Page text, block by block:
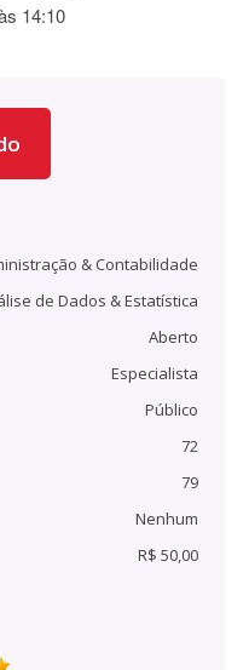
14:10
& Contabilidade
de Dados & Estatística
Aberto
Especialista
Público
72
79
Nenhum
R$ 50,00